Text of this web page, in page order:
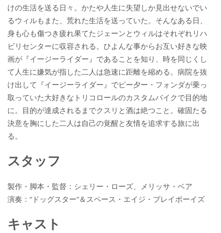
けの生活を送る日々。かたや人生に失望しか見出せないでい
るウィルもまた、荒れた生活を送っていた。そんなある日、
身も心も傷つき疲れ果てたジェーンとウィルはそれぞれリハ
ビリセンターに収容される。ひよんな事からお互い好きな映
画が『イージーライダー』であることを知り、時を同じくし
て人生に嫌気が指した二人は急速に距離を縮める。病院を抜
け出して『イージーライダー』でピー夕ー・フォンダが乗っ
取っていた大好きなトリコロールのカスタムバイクで目的地
に。目的が達成されるまでクスリと酒は絶つこと。確固たる
決意を胸にした二人は自己の覚醒と友情を追求する旅に出
る。
スタッフ
製作・脚本・監督：シェリー・ローズ、メリッサ・ベア
演奏：“ドッグスター”＆スペース・エイジ・プレイボーイズ
キャスト